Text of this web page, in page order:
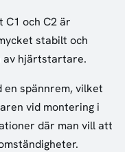
C1 och C2 är
stabilt och
av hjärtstartare.
en spännrem, vilket
vid montering i
där man vill att